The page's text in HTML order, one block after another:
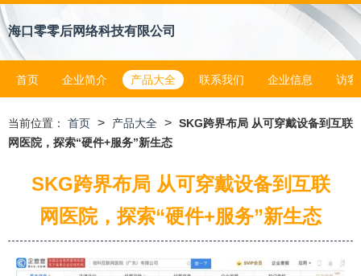
海口零零后网络科技有限公司
首页 企业简介 产品大全 联系我们 企业信息 访客
当前位置： 首页 > 产品大全 > SKG跨界布局 从可穿戴设备到互联
网医院，探索“硬件+服务”新生态
SKG跨界布局 从可穿戴设备到互联
网医院，探索“硬件+服务”新生态